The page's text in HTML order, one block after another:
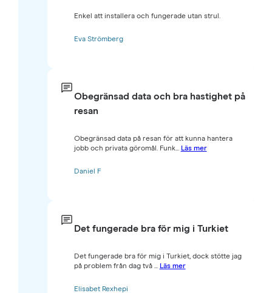
Enkel att installera och fungerade utan strul.
Eva Strömberg
Obegränsad data och bra hastighet på
resan
Obegränsad data på resan för att kunna hantera
jobb och privata göromål. Funk... Läs mer
Daniel F
Det fungerade bra för mig i Turkiet
Det fungerade bra för mig i Turkiet, dock stötte jag
på problem från dag två ... Läs mer
Elisabet Rexhepi